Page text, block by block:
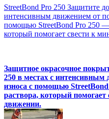
StreetBond Pro 250 Защитите
интенсивным движением от
помощью StreetBond Pro 250 —
который помогает свести к
Защитное окрасочное
250 в местах с
износа с помощью
раствора, который
движении.